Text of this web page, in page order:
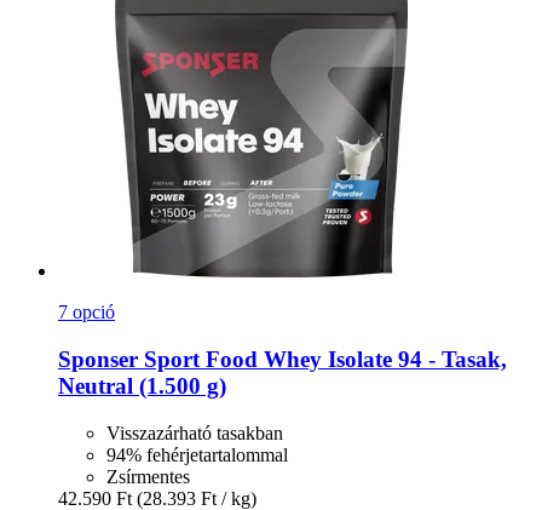
7 opció
Sponser Sport Food Whey Isolate 94 -​ Tasak,
Neutral (1.500 g)
Visszazárható tasakban
94% fehérjetartalommal
Zsírmentes
42.590 Ft (28.393 Ft / kg)